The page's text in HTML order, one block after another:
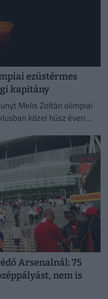
ezüstérmes
kapitány
Melis Zoltán olimpiai
közel húsz éven
Arsenalnál: 75
nem is